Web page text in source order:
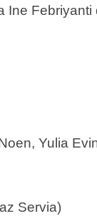
Ine
Yulia
Servia)